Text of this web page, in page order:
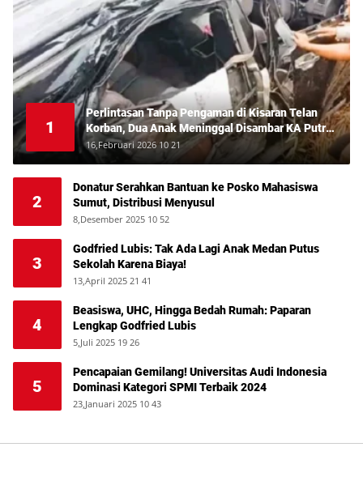
1
Perlintasan Tanpa Pengaman di Kisaran Telan
Korban, Dua Anak Meninggal Disambar KA Putri
Deli
16,Februari 2026 10 21
2
Donatur Serahkan Bantuan ke Posko Mahasiswa
Sumut, Distribusi Menyusul
8,Desember 2025 10 52
3
Godfried Lubis: Tak Ada Lagi Anak Medan Putus
Sekolah Karena Biaya!
13,April 2025 21 41
4
Beasiswa, UHC, Hingga Bedah Rumah: Paparan
Lengkap Godfried Lubis
5,Juli 2025 19 26
5
Pencapaian Gemilang! Universitas Audi Indonesia
Dominasi Kategori SPMI Terbaik 2024
23,Januari 2025 10 43